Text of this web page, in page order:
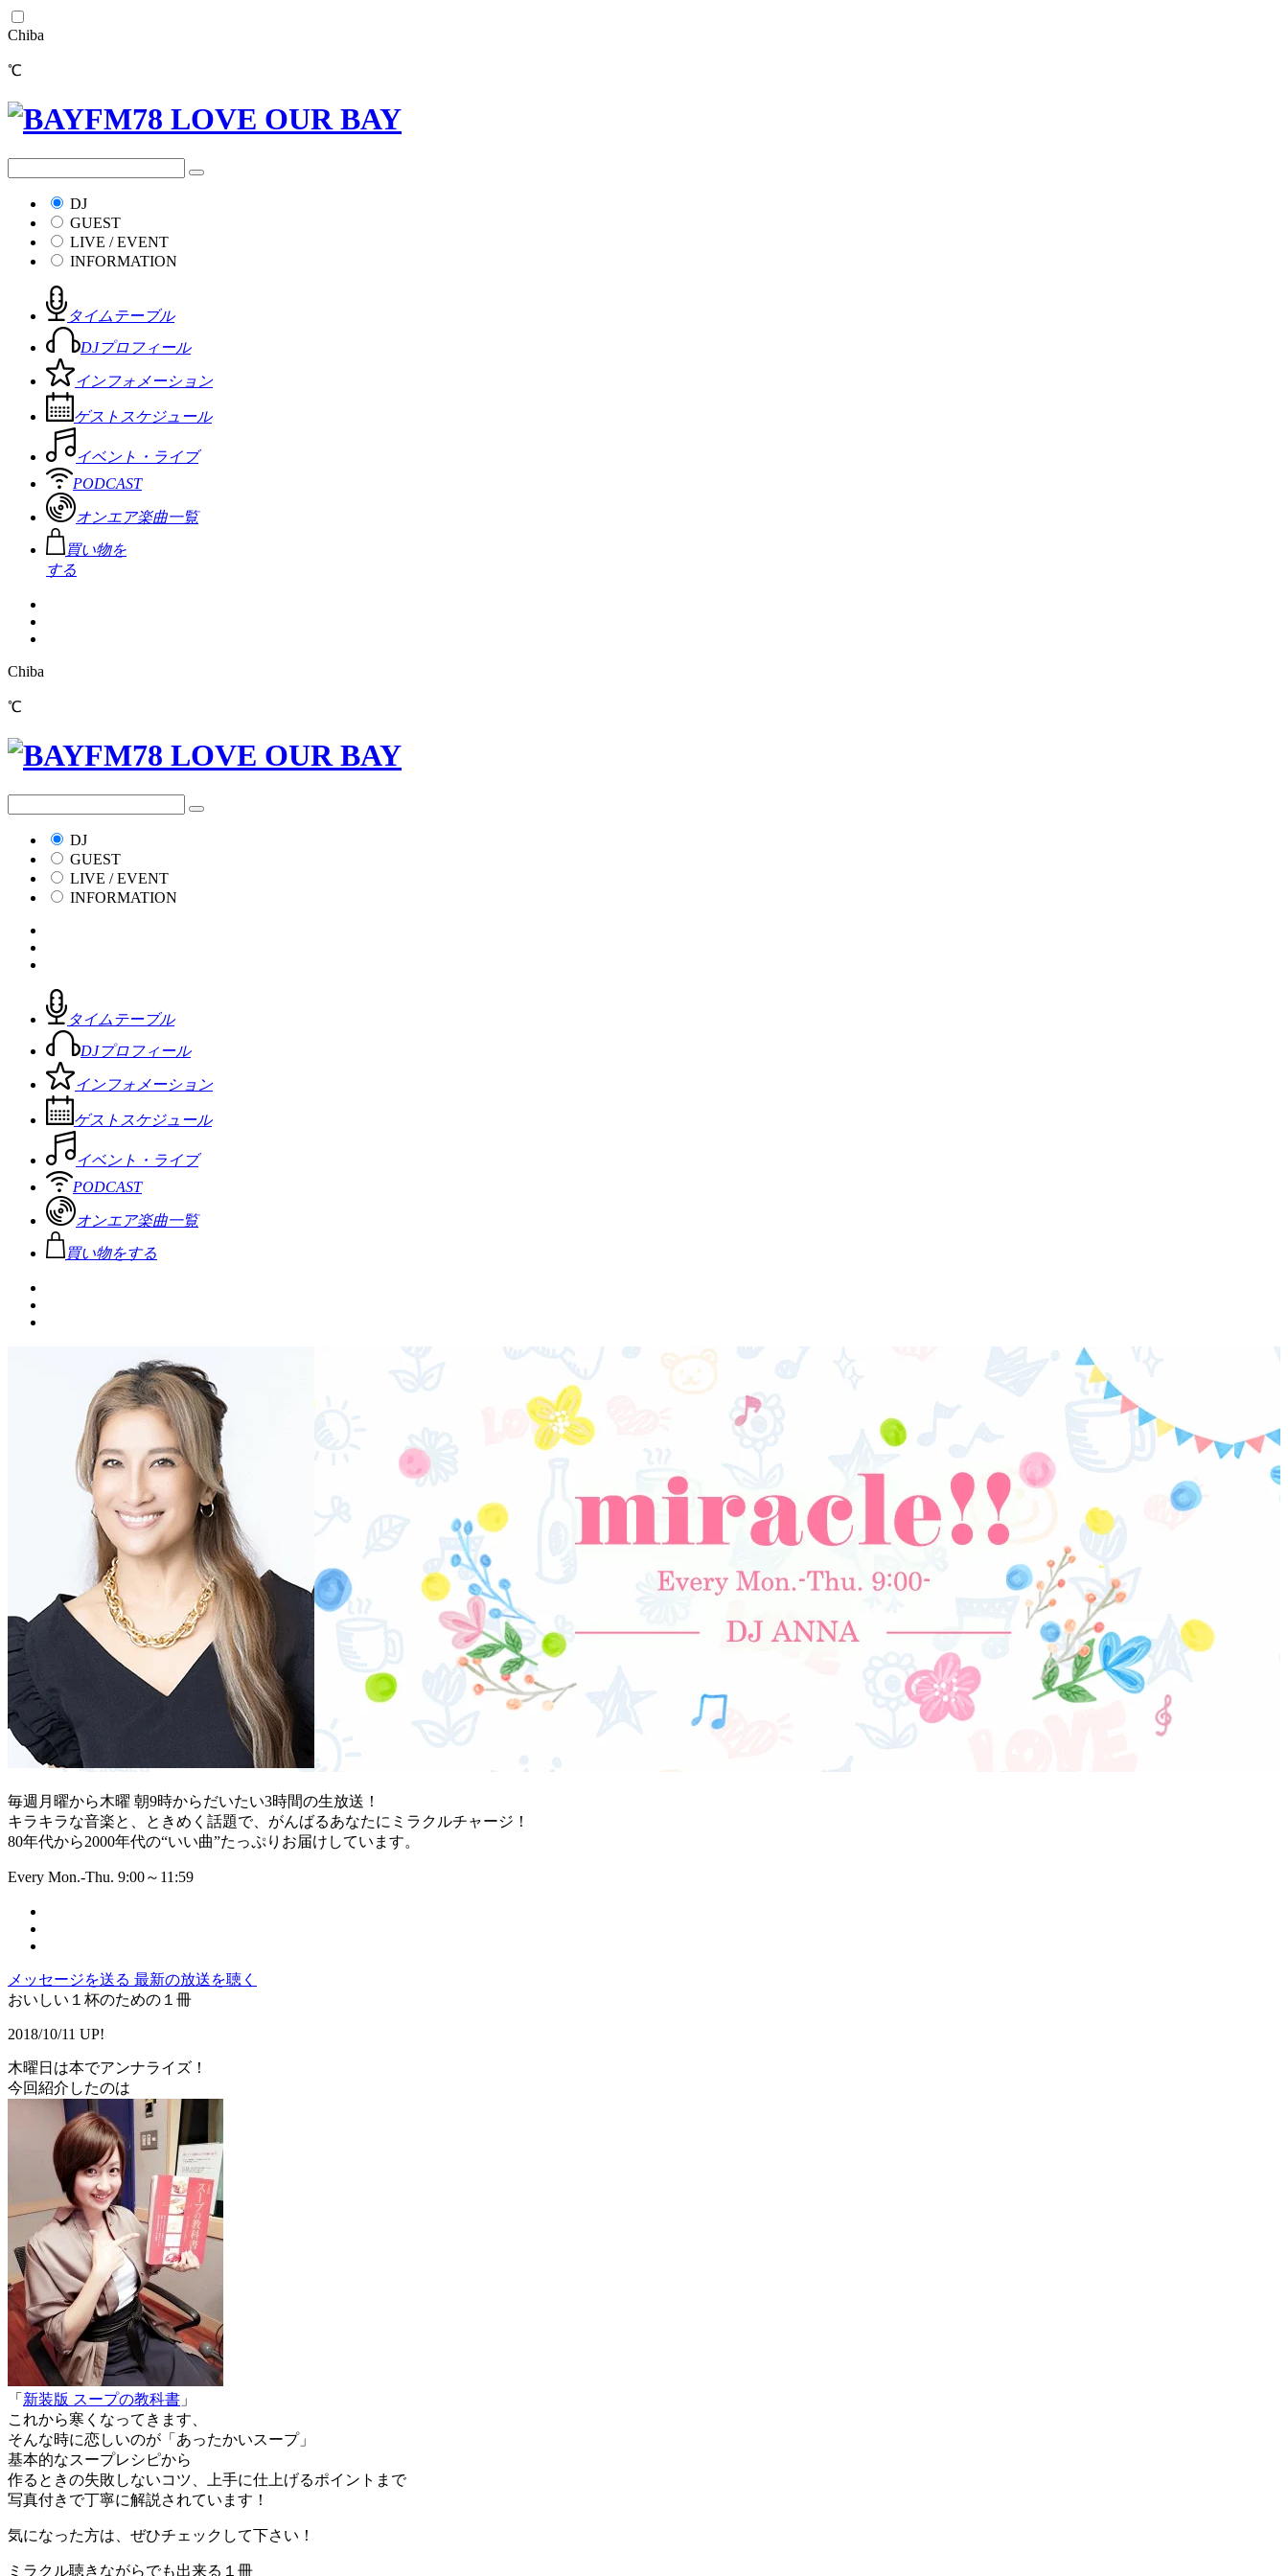
Chiba
℃
DJ
GUEST
LIVE / EVENT
INFORMATION
タイムテーブル
DJプロフィール
インフォメーション
ゲストスケジュール
イベント・ライブ
PODCAST
オンエア楽曲一覧
買い物を
する
Chiba
℃
DJ
GUEST
LIVE / EVENT
INFORMATION
タイムテーブル
DJプロフィール
インフォメーション
ゲストスケジュール
イベント・ライブ
PODCAST
オンエア楽曲一覧
買い物をする
毎週月曜から木曜 朝9時からだいたい3時間の生放送！
キラキラな音楽と、ときめく話題で、がんばるあなたにミラクルチャージ！
80年代から2000年代の“いい曲”たっぷりお届けしています。
Every Mon.-Thu. 9:00～11:59
メッセージを送る 最新の放送を聴く
おいしい１杯のための１冊
2018/10/11 UP!
木曜日は本でアンナライズ！
今回紹介したのは
「 新装版 スープの教科書 」
これから寒くなってきます、
そんな時に恋しいのが「あったかいスープ」
基本的なスープレシピから
作るときの失敗しないコツ、上手に仕上げるポイントまで
写真付きで丁寧に解説されています！
気になった方は、ぜひチェックして下さい！
ミラクル聴きながらでも出来る１冊